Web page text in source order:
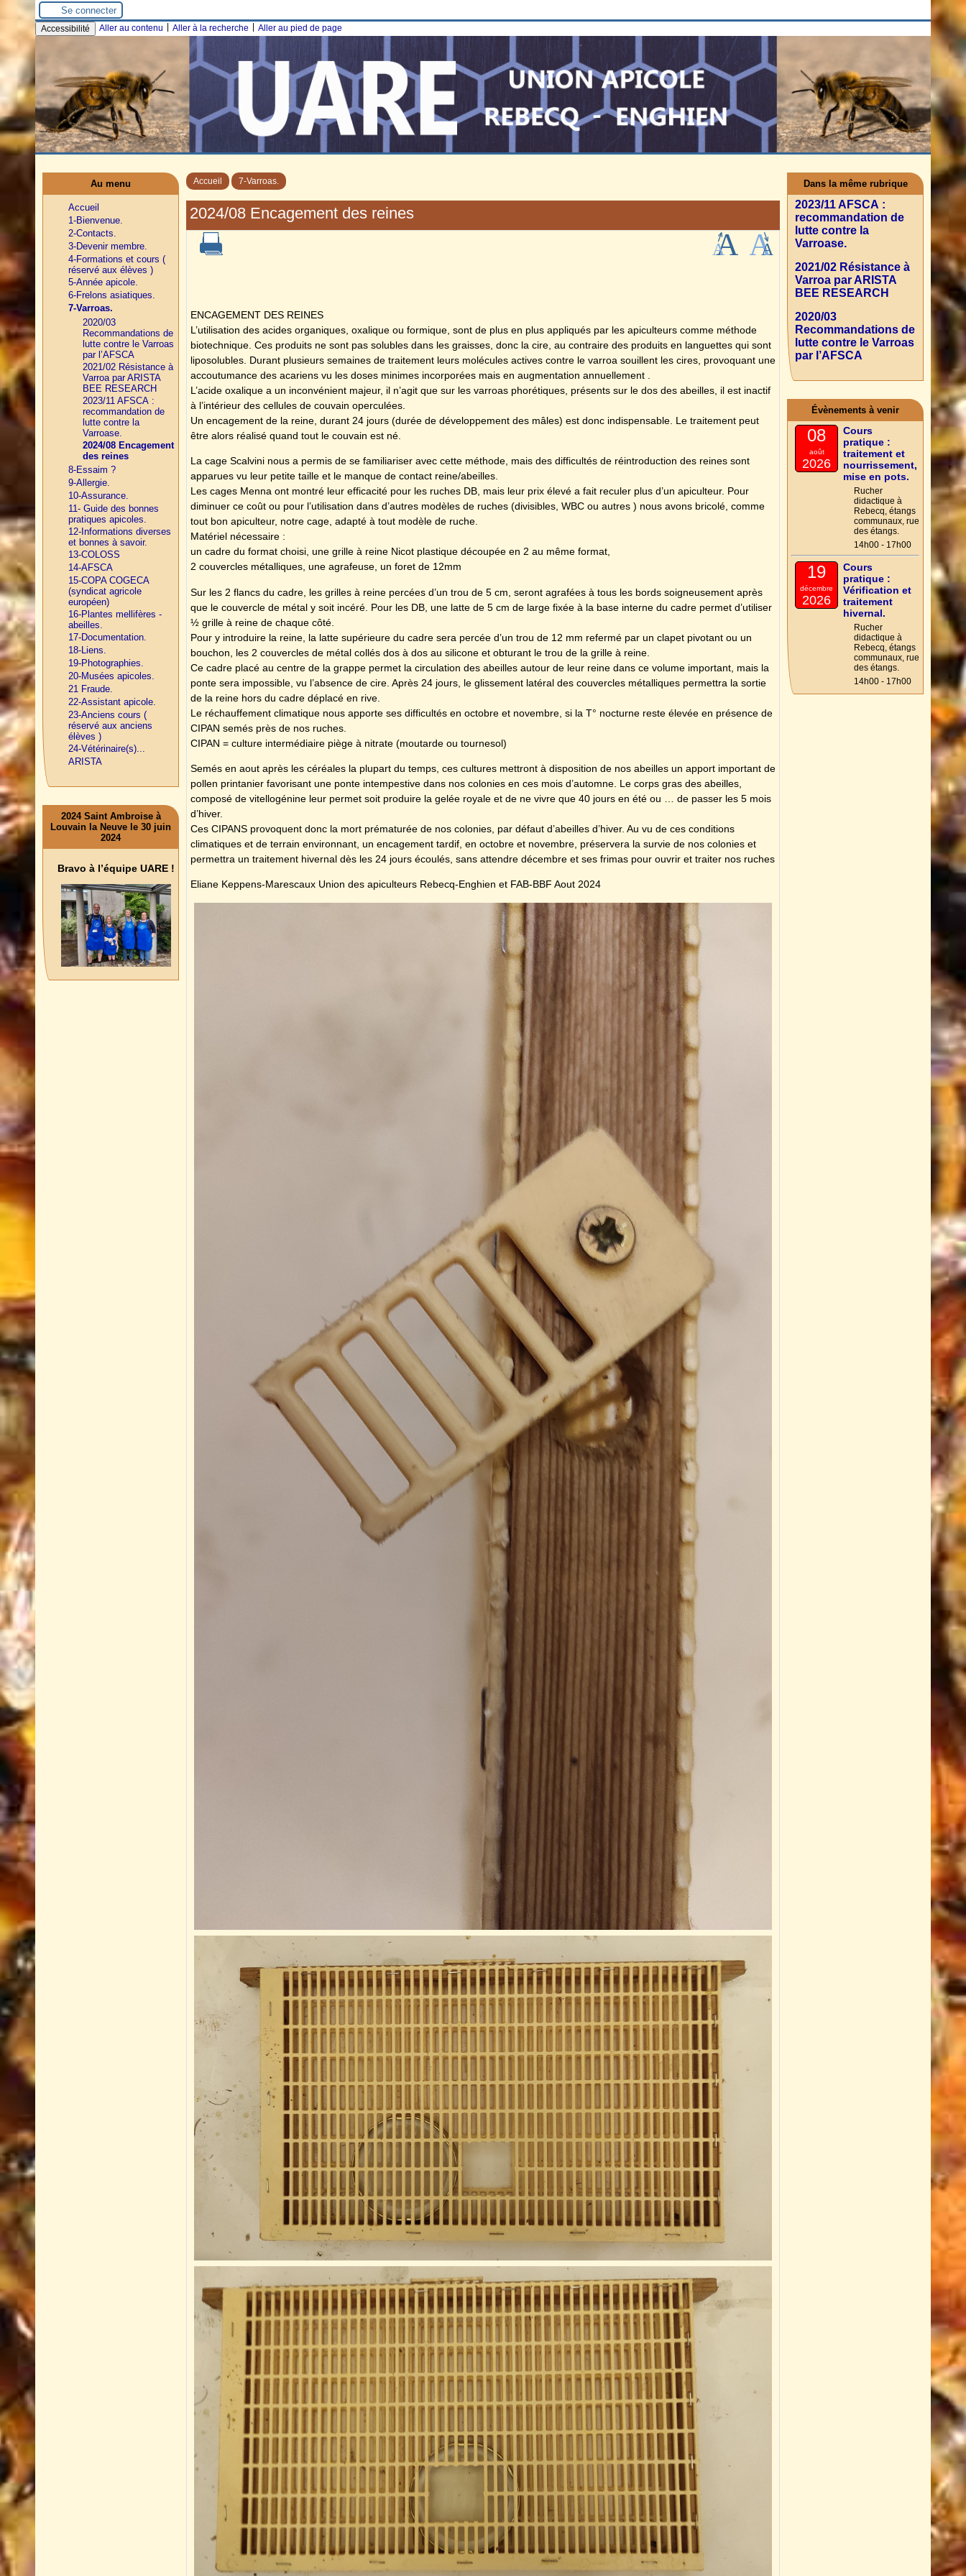
Se connecter
Accessibilité Aller au contenu Aller à la recherche Aller au pied de page
Accueil 7-Varroas.
2024/08 Encagement des reines
ENCAGEMENT DES REINES
L’utilisation des acides organiques, oxalique ou formique, sont de plus en plus appliqués par les apiculteurs comme méthode
biotechnique. Ces produits ne sont pas solubles dans les graisses, donc la cire, au contraire des produits en languettes qui sont
liposolubles. Durant plusieurs semaines de traitement leurs molécules actives contre le varroa souillent les cires, provoquant une
accoutumance des acariens vu les doses minimes incorporées mais en augmentation annuellement .
L’acide oxalique a un inconvénient majeur, il n’agit que sur les varroas phorétiques, présents sur le dos des abeilles, il est inactif
à l’intérieur des cellules de couvain operculées.
Un encagement de la reine, durant 24 jours (durée de développement des mâles) est donc indispensable. Le traitement peut
être alors réalisé quand tout le couvain est né.
La cage Scalvini nous a permis de se familiariser avec cette méthode, mais des difficultés de réintroduction des reines sont
apparues vu leur petite taille et le manque de contact reine/abeilles.
Les cages Menna ont montré leur efficacité pour les ruches DB, mais leur prix élevé a fait reculer plus d’un apiculteur. Pour
diminuer ce coût ou pour l’utilisation dans d’autres modèles de ruches (divisibles, WBC ou autres ) nous avons bricolé, comme
tout bon apiculteur, notre cage, adapté à tout modèle de ruche.
Matériel nécessaire :
un cadre du format choisi, une grille à reine Nicot plastique découpée en 2 au même format,
2 couvercles métalliques, une agrafeuse, un foret de 12mm
Sur les 2 flancs du cadre, les grilles à reine percées d’un trou de 5 cm, seront agrafées à tous les bords soigneusement après
que le couvercle de métal y soit incéré. Pour les DB, une latte de 5 cm de large fixée à la base interne du cadre permet d’utiliser
½ grille à reine de chaque côté.
Pour y introduire la reine, la latte supérieure du cadre sera percée d’un trou de 12 mm refermé par un clapet pivotant ou un
bouchon, les 2 couvercles de métal collés dos à dos au silicone et obturant le trou de la grille à reine.
Ce cadre placé au centre de la grappe permet la circulation des abeilles autour de leur reine dans ce volume important, mais la
ponte sera impossible, vu l’absence de cire. Après 24 jours, le glissement latéral des couvercles métalliques permettra la sortie
de la reine hors du cadre déplacé en rive.
Le réchauffement climatique nous apporte ses difficultés en octobre et novembre, si la T° nocturne reste élevée en présence de
CIPAN semés près de nos ruches.
CIPAN = culture intermédiaire piège à nitrate (moutarde ou tournesol)
Semés en aout après les céréales la plupart du temps, ces cultures mettront à disposition de nos abeilles un apport important de
pollen printanier favorisant une ponte intempestive dans nos colonies en ces mois d’automne. Le corps gras des abeilles,
composé de vitellogénine leur permet soit produire la gelée royale et de ne vivre que 40 jours en été ou … de passer les 5 mois
d’hiver.
Ces CIPANS provoquent donc la mort prématurée de nos colonies, par défaut d’abeilles d’hiver. Au vu de ces conditions
climatiques et de terrain environnant, un encagement tardif, en octobre et novembre, préservera la survie de nos colonies et
permettra un traitement hivernal dès les 24 jours écoulés, sans attendre décembre et ses frimas pour ouvrir et traiter nos ruches
Eliane Keppens-Marescaux Union des apiculteurs Rebecq-Enghien et FAB-BBF Aout 2024
Au menu
Accueil
1-Bienvenue.
2-Contacts.
3-Devenir membre.
4-Formations et cours (
réservé aux élèves )
5-Année apicole.
6-Frelons asiatiques.
7-Varroas.
2020/03
Recommandations de
lutte contre le Varroas
par l’AFSCA
2021/02 Résistance à
Varroa par ARISTA
BEE RESEARCH
2023/11 AFSCA :
recommandation de
lutte contre la
Varroase.
2024/08 Encagement
des reines
8-Essaim ?
9-Allergie.
10-Assurance.
11- Guide des bonnes
pratiques apicoles.
12-Informations diverses
et bonnes à savoir.
13-COLOSS
14-AFSCA
15-COPA COGECA
(syndicat agricole
européen)
16-Plantes mellifères -
abeilles.
17-Documentation.
18-Liens.
19-Photographies.
20-Musées apicoles.
21 Fraude.
22-Assistant apicole.
23-Anciens cours (
réservé aux anciens
élèves )
24-Vétérinaire(s)...
ARISTA
2024 Saint Ambroise à
Louvain la Neuve le 30 juin
2024
Bravo à l’équipe UARE !
Dans la même rubrique
2023/11 AFSCA :
recommandation de
lutte contre la
Varroase.
2021/02 Résistance à
Varroa par ARISTA
BEE RESEARCH
2020/03
Recommandations de
lutte contre le Varroas
par l’AFSCA
Évènements à venir
08
août
2026
Cours
pratique :
traitement et
nourrissement,
mise en pots.
Rucher
didactique à
Rebecq, étangs
communaux, rue
des étangs.
14h00 - 17h00
19
décembre
2026
Cours
pratique :
Vérification et
traitement
hivernal.
Rucher
didactique à
Rebecq, étangs
communaux, rue
des étangs.
14h00 - 17h00